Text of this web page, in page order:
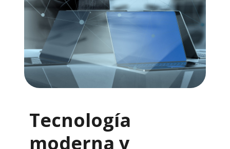
Tecnología
moderna y